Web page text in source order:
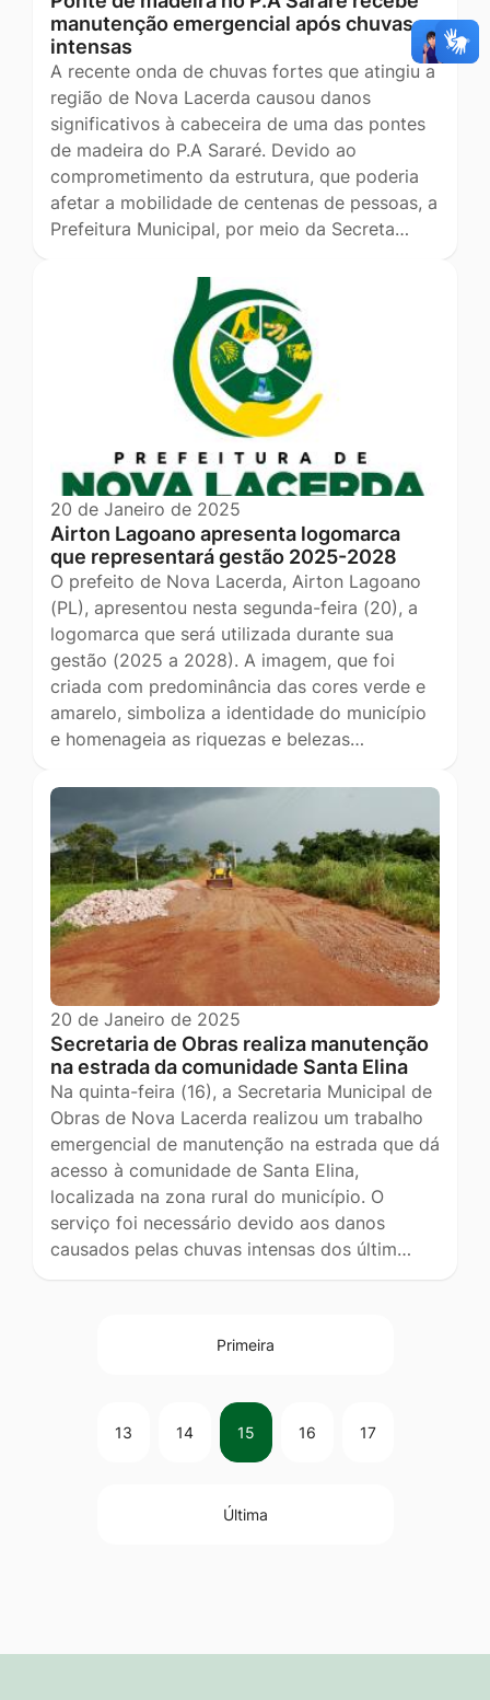
manutenção emergencial após chuvas
intensas
A recente onda de chuvas fortes que atingiu a
região de Nova Lacerda causou danos
significativos à cabeceira de uma das pontes
de madeira do P.A Sararé. Devido ao
comprometimento da estrutura, que poderia
afetar a mobilidade de centenas de pessoas, a
Prefeitura Municipal, por meio da Secreta…
20 de Janeiro de 2025
Airton Lagoano apresenta logomarca
que representará gestão 2025-2028
O prefeito de Nova Lacerda, Airton Lagoano
(PL), apresentou nesta segunda-feira (20), a
logomarca que será utilizada durante sua
gestão (2025 a 2028). A imagem, que foi
criada com predominância das cores verde e
amarelo, simboliza a identidade do município
e homenageia as riquezas e belezas…
20 de Janeiro de 2025
Secretaria de Obras realiza manutenção
na estrada da comunidade Santa Elina
Na quinta-feira (16), a Secretaria Municipal de
Obras de Nova Lacerda realizou um trabalho
emergencial de manutenção na estrada que dá
acesso à comunidade de Santa Elina,
localizada na zona rural do município. O
serviço foi necessário devido aos danos
causados pelas chuvas intensas dos últim…
Primeira
13 14 15 16 17
Última